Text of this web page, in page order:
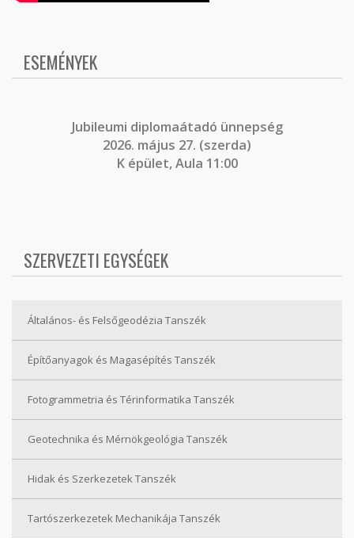
ESEMÉNYEK
Jubileumi diplomaátadó ünnepség
2026. május 27. (szerda)
K épület, Aula 11:00
SZERVEZETI EGYSÉGEK
Általános- és Felsőgeodézia Tanszék
Építőanyagok és Magasépítés Tanszék
Fotogrammetria és Térinformatika Tanszék
Geotechnika és Mérnökgeológia Tanszék
Hidak és Szerkezetek Tanszék
Tartószerkezetek Mechanikája Tanszék